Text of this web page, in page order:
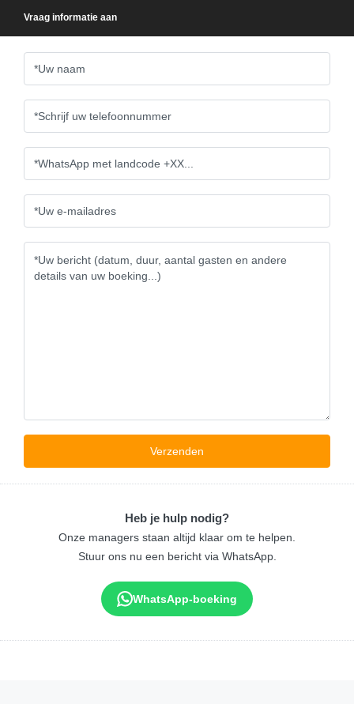
Vraag informatie aan
Heb je hulp nodig?
Onze managers staan altijd klaar om te helpen.
Stuur ons nu een bericht via WhatsApp.
WhatsApp-boeking